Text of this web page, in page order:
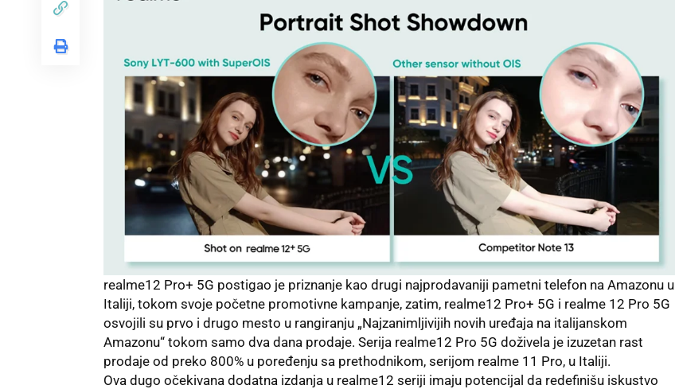
realme12 Pro+ 5G postigao je priznanje kao drugi najprodavaniji pametni telefon na Amazonu u
Italiji, tokom svoje početne promotivne kampanje, zatim, realme12 Pro+ 5G i realme 12 Pro 5G
osvojili su prvo i drugo mesto u rangiranju „Najzanimljivijih novih uređaja na italijanskom
Amazonu“ tokom samo dva dana prodaje. Serija realme12 Pro 5G doživela je izuzetan rast
prodaje od preko 800% u poređenju sa prethodnikom, serijom realme 11 Pro, u Italiji.
Ova dugo očekivana dodatna izdanja u realme12 seriji imaju potencijal da redefinišu iskustvo